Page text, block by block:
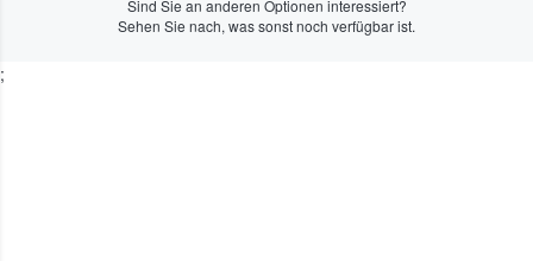
Sind Sie an anderen Optionen interessiert?
Sehen Sie nach, was sonst noch verfügbar ist.
;